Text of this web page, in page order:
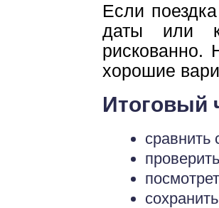
Если
даты или
рискованно.
хорошие
Итоговый
сравнить